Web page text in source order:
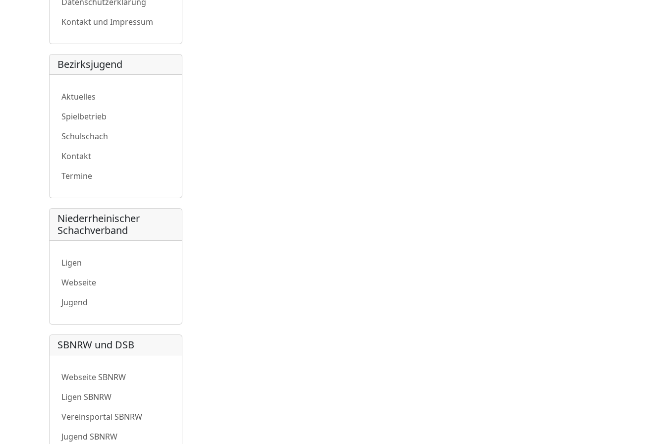
Kontakt und Impressum
Bezirksjugend
Aktuelles
Spielbetrieb
Schulschach
Kontakt
Termine
Niederrheinischer
Schachverband
Ligen
Webseite
Jugend
SBNRW und DSB
Webseite SBNRW
Ligen SBNRW
Vereinsportal SBNRW
Jugend SBNRW